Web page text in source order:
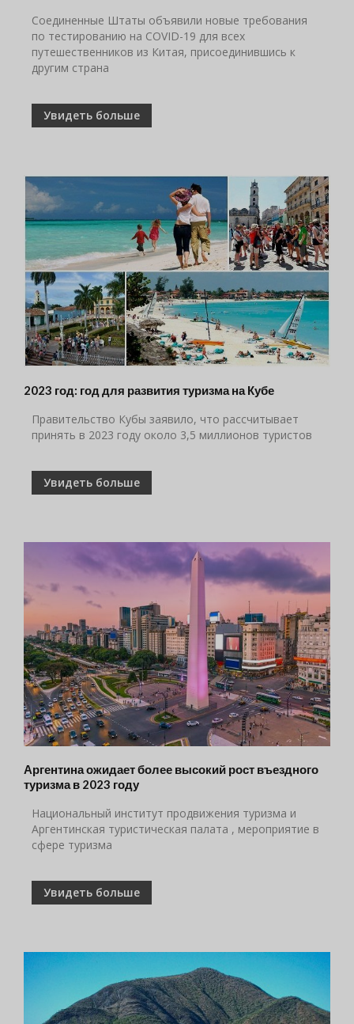
Соединенные Штаты объявили новые требования
по тестированию на COVID-19 для всех
путешественников из Китая, присоединившись к
другим страна
Увидеть больше
2023 год: год для развития туризма на Кубе
Правительство Кубы заявило, что рассчитывает
принять в 2023 году около 3,5 миллионов туристов
Увидеть больше
Аргентина ожидает более высокий рост въездного
туризма в 2023 году
Национальный институт продвижения туризма и
Аргентинская туристическая палата , мероприятие в
сфере туризма
Увидеть больше